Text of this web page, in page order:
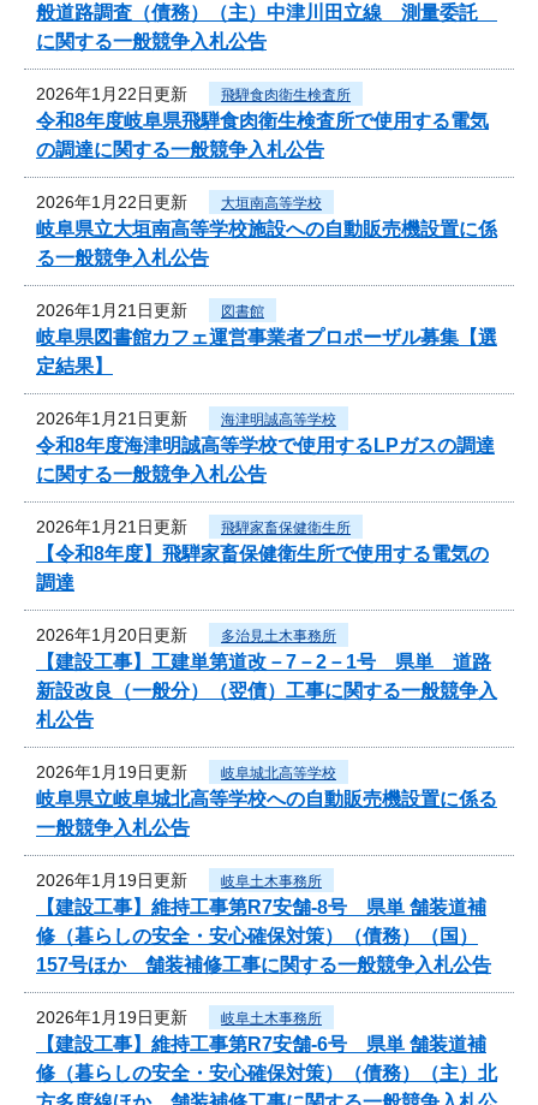
般道路調査（債務）（主）中津川田立線 測量委託
に関する一般競争入札公告
2026年1月22日更新 飛騨食肉衛生検査所
令和8年度岐阜県飛騨食肉衛生検査所で使用する電気
の調達に関する一般競争入札公告
2026年1月22日更新 大垣南高等学校
岐阜県立大垣南高等学校施設への自動販売機設置に係
る一般競争入札公告
2026年1月21日更新 図書館
岐阜県図書館カフェ運営事業者プロポーザル募集【選
定結果】
2026年1月21日更新 海津明誠高等学校
令和8年度海津明誠高等学校で使用するLPガスの調達
に関する一般競争入札公告
2026年1月21日更新 飛騨家畜保健衛生所
【令和8年度】飛騨家畜保健衛生所で使用する電気の
調達
2026年1月20日更新 多治見土木事務所
【建設工事】工建単第道改－7－2－1号 県単 道路
新設改良（一般分）（翌債）工事に関する一般競争入
札公告
2026年1月19日更新 岐阜城北高等学校
岐阜県立岐阜城北高等学校への自動販売機設置に係る
一般競争入札公告
2026年1月19日更新 岐阜土木事務所
【建設工事】維持工事第R7安舗-8号 県単 舗装道補
修（暮らしの安全・安心確保対策）（債務）（国）
157号ほか 舗装補修工事に関する一般競争入札公告
2026年1月19日更新 岐阜土木事務所
【建設工事】維持工事第R7安舗-6号 県単 舗装道補
修（暮らしの安全・安心確保対策）（債務）（主）北